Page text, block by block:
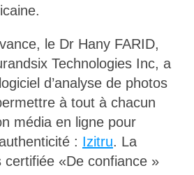
le Dr Hany FARID,
Technologies Inc, a
d’analyse de photos
à tout à chacun
média en ligne pour
: Izitru. La
certifiée «De confiance »